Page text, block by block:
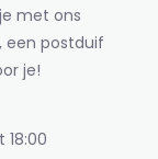
met ons
een postduif
je!